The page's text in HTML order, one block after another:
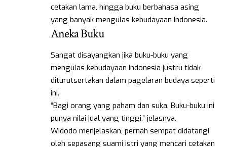
cetakan lama, hingga buku berbahasa asing
yang banyak mengulas kebudayaan Indonesia.
Aneka Buku
Sangat disayangkan jika buku-buku yang
mengulas kebudayaan Indonesia justru tidak
diturutsertakan dalam pagelaran budaya seperti
ini.
“Bagi orang yang paham dan suka. Buku-buku ini
punya nilai jual yang tinggi,” jelasnya.
Widodo menjelaskan, pernah sempat didatangi
oleh sepasang suami istri yang mencari cetakan